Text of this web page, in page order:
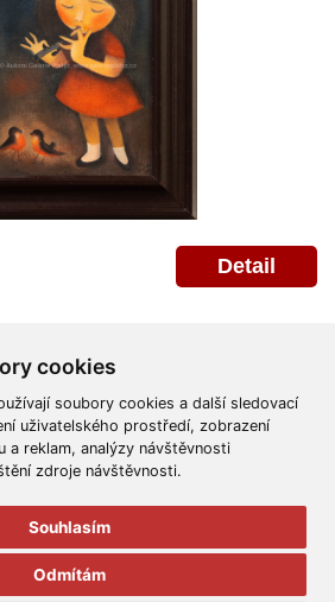
cookies
soubory cookies a další sledovací
uživatelského prostředí, zobrazení
a reklam, analýzy návštěvnosti
zdroje návštěvnosti.
Souhlasím
Odmítám
Detail
Reklamační řád
Ochrana osobních údajů
Aukční Galerie Platýz
práva vyhrazena.